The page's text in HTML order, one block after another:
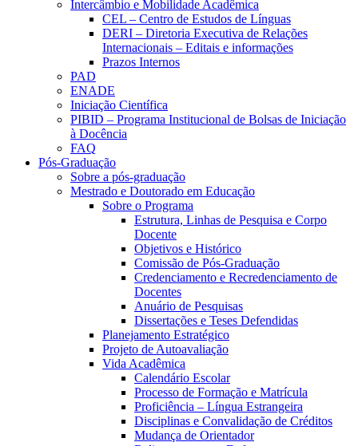
Intercâmbio e Mobilidade Acadêmica
CEL – Centro de Estudos de Línguas
DERI – Diretoria Executiva de Relações
Internacionais – Editais e informações
Prazos Internos
PAD
ENADE
Iniciação Científica
PIBID – Programa Institucional de Bolsas de Iniciação
à Docência
FAQ
Pós-Graduação
Sobre a pós-graduação
Mestrado e Doutorado em Educação
Sobre o Programa
Estrutura, Linhas de Pesquisa e Corpo
Docente
Objetivos e Histórico
Comissão de Pós-Graduação
Credenciamento e Recredenciamento de
Docentes
Anuário de Pesquisas
Dissertações e Teses Defendidas
Planejamento Estratégico
Projeto de Autoavaliação
Vida Acadêmica
Calendário Escolar
Processo de Formação e Matrícula
Proficiência – Língua Estrangeira
Disciplinas e Convalidação de Créditos
Mudança de Orientador